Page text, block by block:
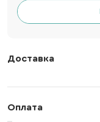
Доставка
Оплата